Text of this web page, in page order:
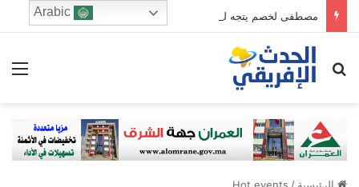
مصطفى لخصم يتجه للترشح في دائرة فاس الجنوبي
ابحث عن
Arabic